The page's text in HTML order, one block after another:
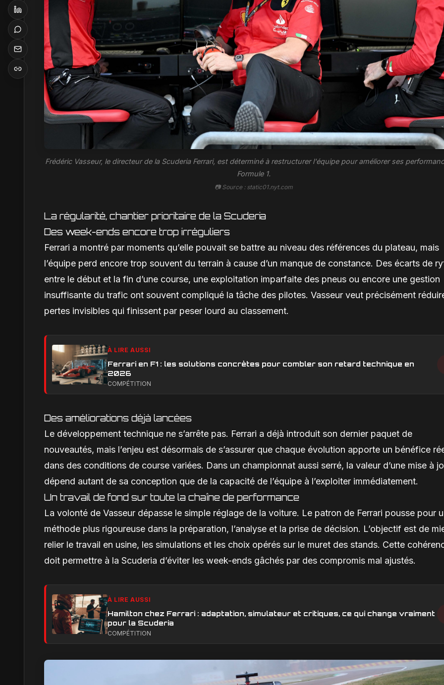
Frédéric Vasseur, le directeur de la Scuderia Ferrari, est déterminé à restructurer l'équipe pour améliorer ses
Formule 1.
📷 Source : static01.nyt.com
La régularité, chantier prioritaire de la Scuderia
Des week-ends encore trop irréguliers
Ferrari a montré par moments qu’elle pouvait se battre au niveau des références du plateau, mais
l’équipe perd encore trop souvent du terrain à cause d’un manque de constance. Des écarts de
entre le début et la fin d’une course, une exploitation imparfaite des pneus ou encore une gestion
insuffisante du trafic ont souvent compliqué la tâche des pilotes. Vasseur veut précisément
pertes invisibles qui finissent par peser lourd au classement.
À LIRE AUSSI
Ferrari en F1 : les solutions concrètes pour combler son retard technique en
2026
COMPÉTITION
Des améliorations déjà lancées
Le développement technique ne s’arrête pas. Ferrari a déjà introduit son dernier paquet de
nouveautés, mais l’enjeu est désormais de s’assurer que chaque évolution apporte un bénéfice
dans des conditions de course variées. Dans un championnat aussi serré, la valeur d’une mise à
dépend autant de sa conception que de la capacité de l’équipe à l’exploiter immédiatement.
Un travail de fond sur toute la chaîne de performance
La volonté de Vasseur dépasse le simple réglage de la voiture. Le patron de Ferrari pousse pour
méthode plus rigoureuse dans la préparation, l’analyse et la prise de décision. L’objectif est de
relier le travail en usine, les simulations et les choix opérés sur le muret des stands. Cette
doit permettre à la Scuderia d’éviter les week-ends gâchés par des compromis mal ajustés.
À LIRE AUSSI
Hamilton chez Ferrari : adaptation, simulateur et critiques, ce qui change vraiment
pour la Scuderia
COMPÉTITION